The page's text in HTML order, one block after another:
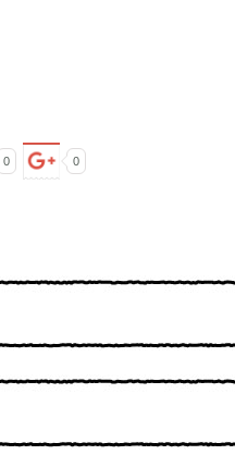
0 0